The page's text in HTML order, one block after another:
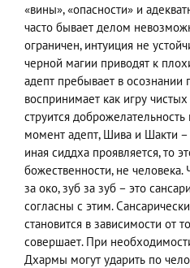
«вины», «опасности» и
часто бывает делом
ограничен, интуиция не
черной магии приводят к
адепт пребывает в осознании
воспринимает как игру
струится
момент адепт, Шива и Шакти
иная сиддха проявляется, то
божественности, не человека.
за око, зуб за зуб – это
согласны с этим.
становится в зависимости от
совершает. При
Дхармы могут ударить по